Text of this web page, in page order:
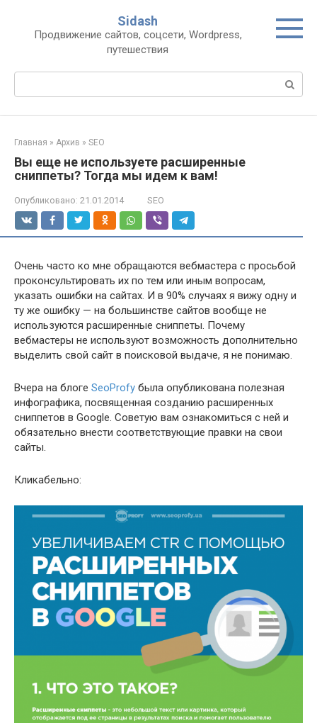
контенту
Sidash
Продвижение сайтов, соцсети, Wordpress,
путешествия
Главная » Архив » SEO
Вы еще не используете расширенные
сниппеты? Тогда мы идем к вам!
Опубликовано: 21.01.2014 SEO
Очень часто ко мне обращаются вебмастера с просьбой
проконсультировать их по тем или иным вопросам,
указать ошибки на сайтах. И в 90% случаях я вижу одну и
ту же ошибку — на большинстве сайтов вообще не
используются расширенные сниппеты. Почему
вебмастеры не используют возможность дополнительно
выделить свой сайт в поисковой выдаче, я не понимаю.
Вчера на блоге SeoProfy была опубликована полезная
инфографика, посвященная созданию расширенных
сниппетов в Google. Советую вам ознакомиться с ней и
обязательно внести соответствующие правки на свои
сайты.
Кликабельно: